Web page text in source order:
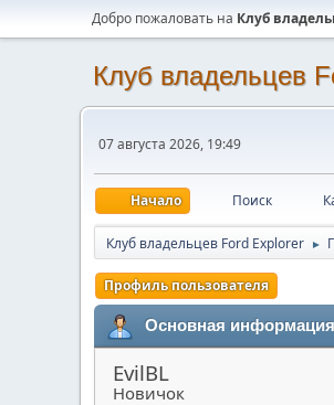
Добро пожаловать на Клуб
Клуб владельцев
07 августа 2026, 19:49
Начало Поиск
Клуб владельцев Ford Explorer ►
Профиль пользователя
Основная информация
EvilBL
Новичок